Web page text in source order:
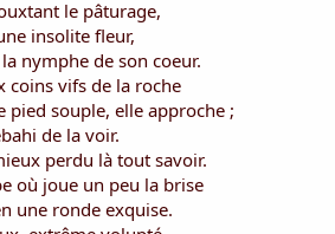
le pâturage,
insolite fleur,
nymphe de son coeur.
coins vifs de la roche
pied souple, elle approche ;
de la voir.
perdu là tout savoir.
où joue un peu la brise
une ronde exquise.